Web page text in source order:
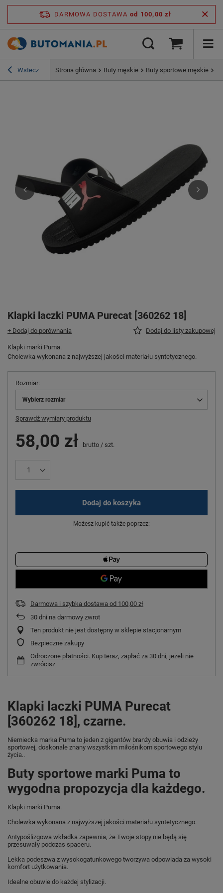
DARMOWA DOSTAWA od 100,00 zł
Wstecz Strona główna Buty męskie Buty sportowe męskie
Klapki laczki PUMA Purecat [360262 18]
+ Dodaj do porównania Dodaj do listy zakupowej
Klapki marki Puma.
Cholewka wykonana z najwyższej jakości materiału syntetycznego.
Rozmiar
Wybierz rozmiar
Sprawdź wymiary produktu
58,00 zł brutto / szt.
Dodaj do koszyka
Możesz kupić także poprzez:
Darmowa i szybka dostawa od 100,00 zł
30 dni na darmowy zwrot
Ten produkt nie jest dostępny w sklepie stacjonarnym
Bezpieczne zakupy
Odroczone płatności. Kup teraz, zapłać za 30 dni, jeżeli nie
zwrócisz
Klapki laczki PUMA Purecat
[360262 18], czarne.
Niemiecka marka Puma to jeden z gigantów branży obuwia i odzieży
sportowej, doskonale znany wszystkim miłośnikom sportowego stylu
życia..
Buty sportowe marki Puma to
wygodna propozycja dla każdego.
Klapki marki Puma.
Cholewka wykonana z najwyższej jakości materiału syntetycznego.
Antypoślizgowa wkładka zapewnia, że Twoje stopy nie będą się
przesuwały podczas spaceru.
Lekka podeszwa z wysokogatunkowego tworzywa odpowiada za wysoki
komfort użytkowania.
Idealne obuwie do każdej stylizacji.